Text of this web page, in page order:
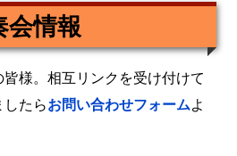
会情報
様。相互リンクを受け付けて
したらお問い合わせフォームよ